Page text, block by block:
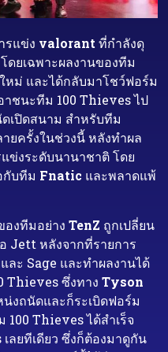
รแข่ง valorantที่กำลังดุ
โดยเฉพาะผลงานของทีม
ม่ และได้กลับมาโชว์ฟอร์ม
าชนะทีม 100 Thieves ไป
เปิดสนาม สำหรับทีม
ยครั้งในช่วงนี้ หลังทำผล
ข่งระดับนานาชาติ โดย
กับทีม Fnatic และพลาดแพ้
องทีมอย่าง TenZ ถูกเปลี่ยน
Jett หลังจากที่รายการ
ละ Sage และทำผลงานได้
Thieves ซึ่งทาง Tyson
งถนัดและก็ระเบิดฟอร์ม
Thieves ได้สำเร็จ
ลยทีเดียว ซึ่งก็ต้องมาดูกัน